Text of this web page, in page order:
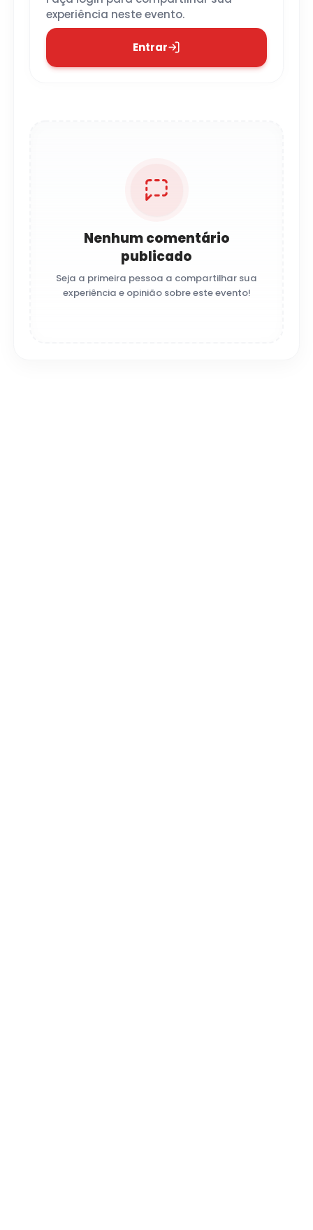
experiência neste evento.
Entrar
Nenhum comentário
publicado
Seja a primeira pessoa a compartilhar sua
experiência e opinião sobre este evento!